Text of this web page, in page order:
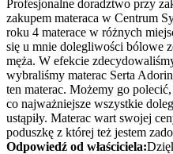
Profesjonalne doradztwo przy
zakupem materaca w Centrum
roku 4 materace w różnych
się u mnie dolegliwości bólowe
męża. W efekcie
wybraliśmy materac Serta
ten materac. Możemy go
co najważniejsze wszystkie
ustąpiły. Materac wart swojej
poduszkę z której też jestem
Odpowiedź od właściciela: